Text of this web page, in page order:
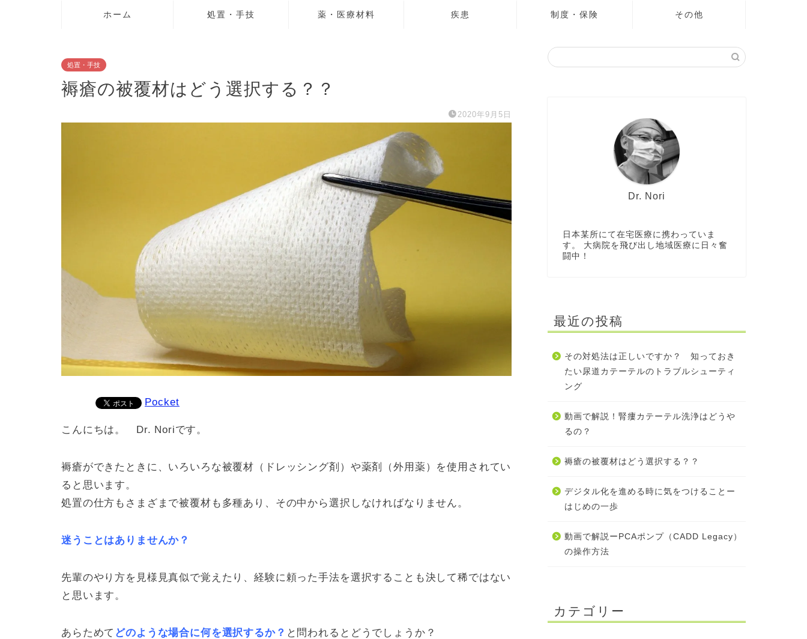
ホーム 処置・手技 薬・医療材料 疾患 制度・保険 その他
処置・手技
褥瘡の被覆材はどう選択する？？
2020年9月5日
Pocket
こんにちは。 Dr. Noriです。
褥瘡ができたときに、いろいろな被覆材（ドレッシング剤）や薬剤（外用薬）を使用されてい
ると思います。
処置の仕方もさまざまで被覆材も多種あり、その中から選択しなければなりません。
迷うことはありませんか？
先輩のやり方を見様見真似で覚えたり、経験に頼った手法を選択することも決して稀ではない
と思います。
あらためて どのような場合に何を選択するか？ と問われるとどうでしょうか？
Dr. Nori
日本某所にて在宅医療に携わっていま
す。 大病院を飛び出し地域医療に日々奮
闘中！
最近の投稿
その対処法は正しいですか？ 知っておき
たい尿道カテーテルのトラブルシューティ
ング
動画で解説！腎瘻カテーテル洗浄はどうや
るの？
褥瘡の被覆材はどう選択する？？
デジタル化を進める時に気をつけることー
はじめの一歩
動画で解説ーPCAポンプ（CADD Legacy）
の操作方法
カテゴリー